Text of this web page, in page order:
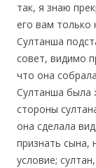
так, я знаю
его вам только
Султанша
совет, видимо
что она
Султанша была
стороны
она сделала
признать сына,
условие;